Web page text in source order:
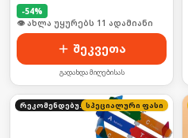
-54%
🛒 ბოლო 24სთ-ში იყიდა 14-მა
შეკვეთა
გადახდა მიღებისას
რეკომენდებულისპეციალური ფასი